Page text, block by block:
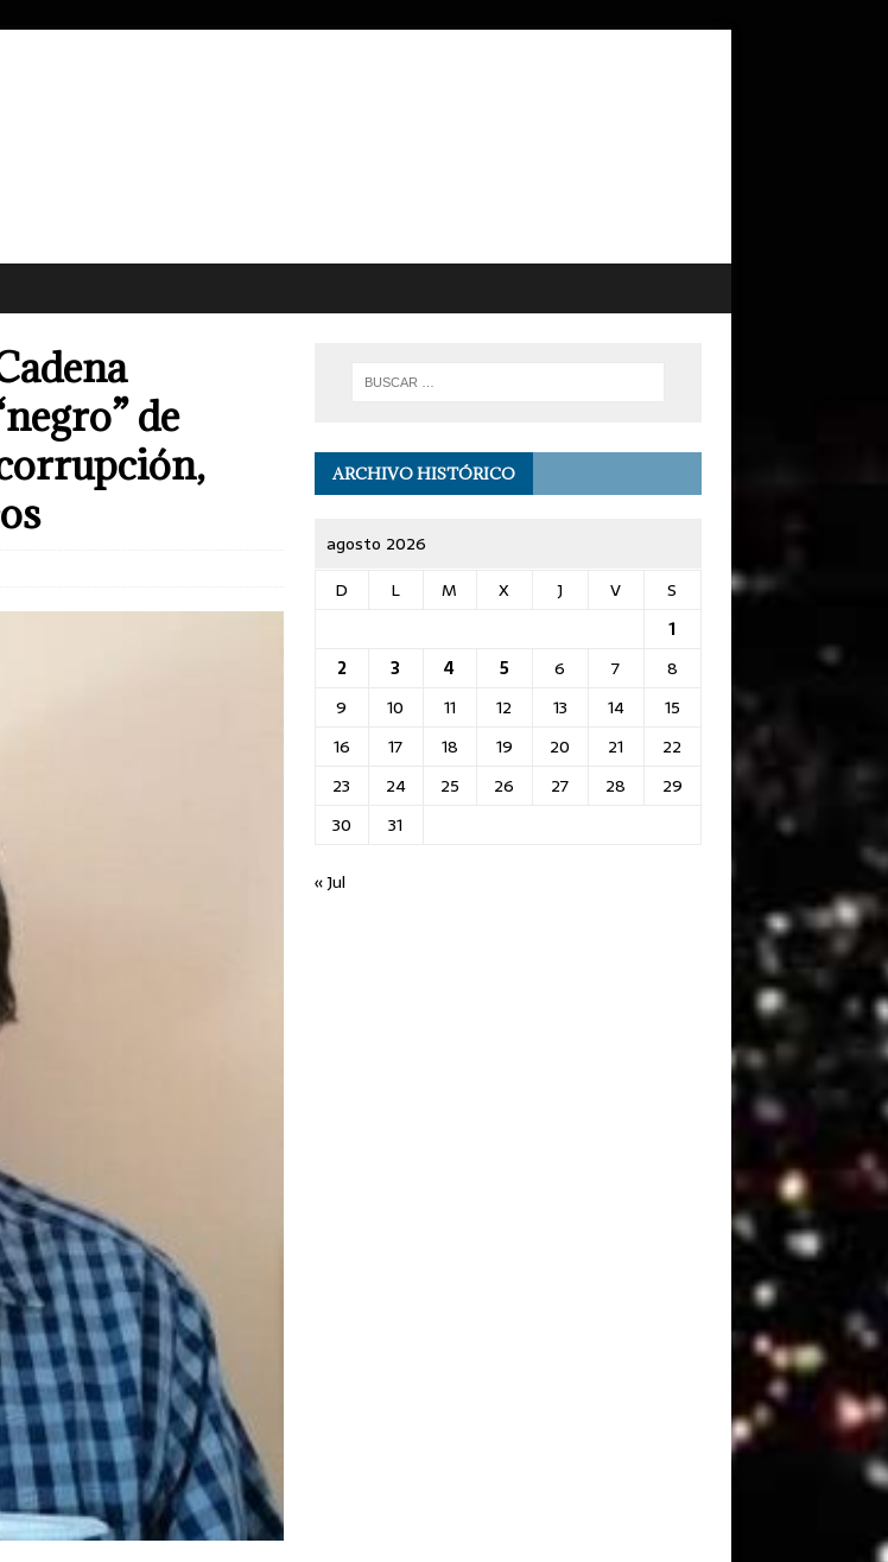
de
ARCHIVO HISTÓRICO
agosto 2026
D
L M X J V
S
1
2
3 4 5 6 7
8
9
10 11 12 13 14
15
16
17 18 19 20 21
22
23
24 25 26 27 28
29
30
31
« Jul